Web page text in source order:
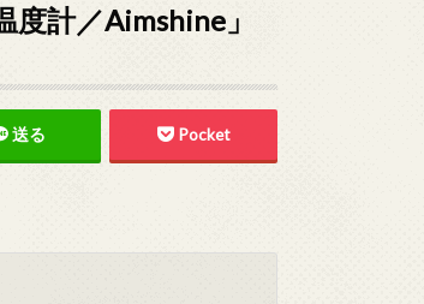
計／Aimshine」
送る Pocket